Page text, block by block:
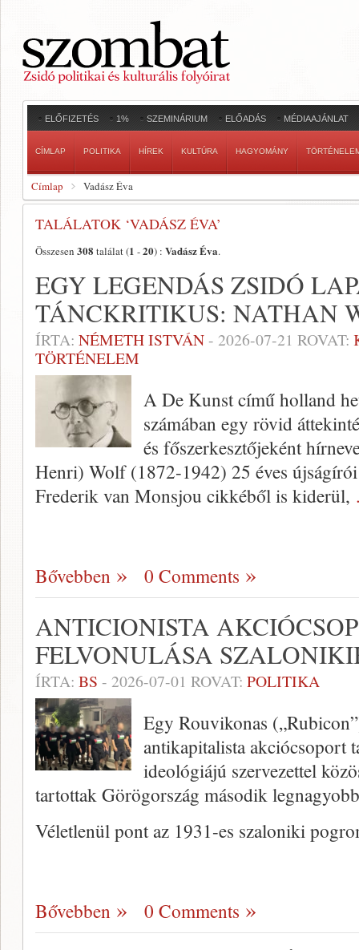
ELŐFIZETÉS 1% SZEMINÁRIUM ELŐADÁS MÉDIAAJÁNLAT
CÍMLAP POLITIKA HÍREK KULTÚRA HAGYOMÁNY
Címlap Vadász Éva
TALÁLATOK ‘VADÁSZ ÉVA’
Összesen 308 találat (1 -20) : Vadász Éva.
EGY LEGENDÁS ZSIDÓ
TÁNCKRITIKUS: NATHAN
ÍRTA: NÉMETH ISTVÁN- 2026-07-21 ROVAT:
TÖRTÉNELEM
A De Kunst című holland
számában egy rövid
és főszerkesztőjeként
Henri) Wolf (1872-1942) 25 éves
Frederik van Monsjou cikkéből is kiderül,
Bővebben 0 Comments
ANTICIONISTA
FELVONULÁSA
ÍRTA: BS - 2026-07-01 ROVAT: POLITIKA
Egy Rouvikonas
antikapitalista akciócsoport
ideológiájú szervezettel
tartottak Görögország második
Véletlenül pont az 1931-es szaloniki
Bővebben 0 Comments